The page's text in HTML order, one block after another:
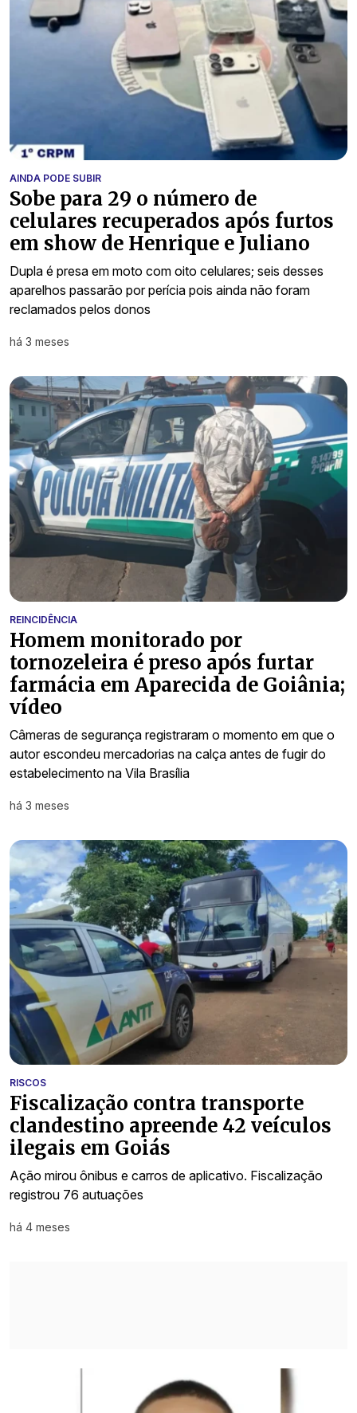
AINDA PODE SUBIR
Sobe para 29 o número de
celulares recuperados após furtos
em show de Henrique e Juliano
Dupla é presa em moto com oito celulares; seis desses
aparelhos passarão por perícia pois ainda não foram
reclamados pelos donos
há 3 meses
REINCIDÊNCIA
Homem monitorado por
tornozeleira é preso após furtar
farmácia em Aparecida de Goiânia;
vídeo
Câmeras de segurança registraram o momento em que o
autor escondeu mercadorias na calça antes de fugir do
estabelecimento na Vila Brasília
há 3 meses
RISCOS
Fiscalização contra transporte
clandestino apreende 42 veículos
ilegais em Goiás
Ação mirou ônibus e carros de aplicativo. Fiscalização
registrou 76 autuações
há 4 meses